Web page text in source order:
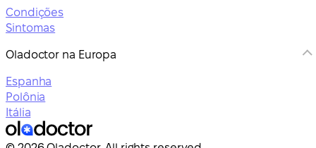
Condições
Sintomas
Oladoctor na Europa
Espanha
Polônia
Itália